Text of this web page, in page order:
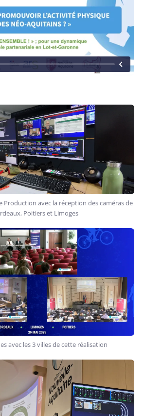
Production avec la réception des caméras de
Poitiers et Limoges
avec les 3 villes de cette réalisation